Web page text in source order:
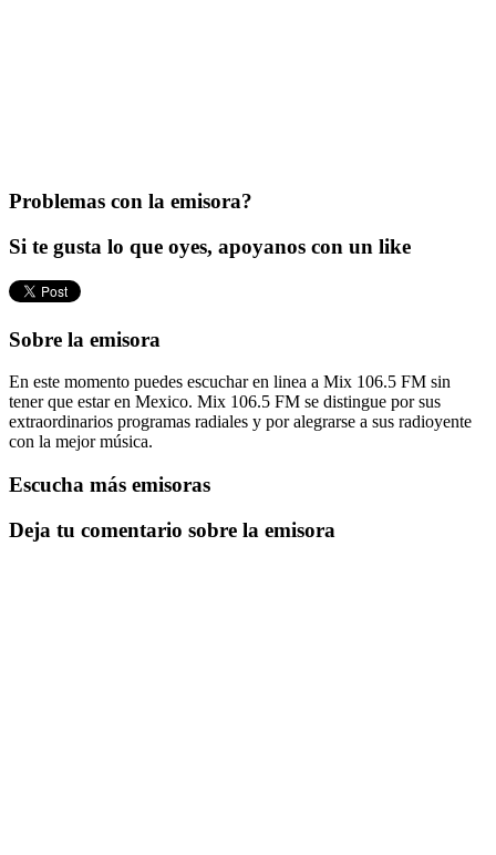
Problemas con la emisora?
Si te gusta lo que oyes, apoyanos con un like
Sobre la emisora
En este momento puedes escuchar en linea a Mix 106.5 FM sin
tener que estar en Mexico. Mix 106.5 FM se distingue por sus
extraordinarios programas radiales y por alegrarse a sus radioyente
con la mejor música.
Escucha más emisoras
Deja tu comentario sobre la emisora